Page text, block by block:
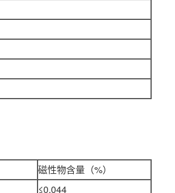
磁性物含量（%）
≤0.044